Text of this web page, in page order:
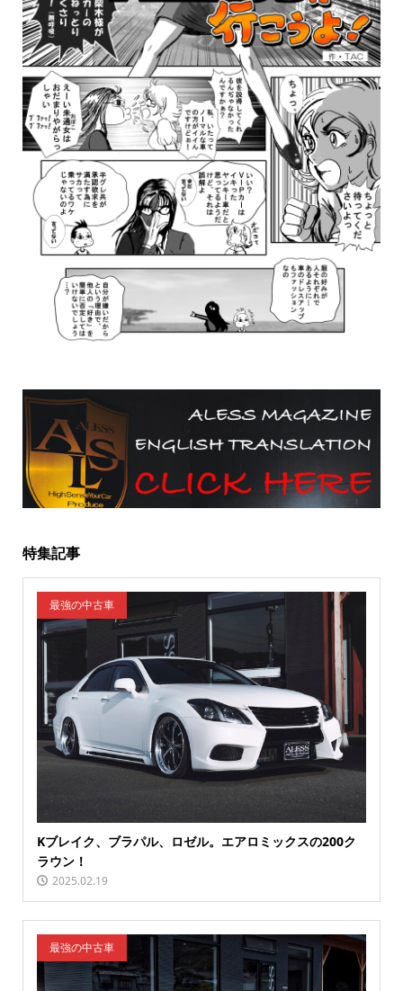
特集記事
最強の中古車
Kブレイク、ブラパル、ロゼル。エアロミックスの200ク
ラウン！
2025.02.19
最強の中古車